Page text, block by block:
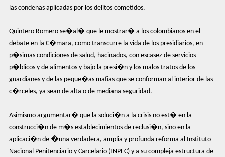
las condenas aplicadas por los delitos cometidos.
Quintero Romero se�al� que le mostrar� a los colombianos en el
debate en la C�mara, como transcurre la vida de los presidiarios, en
p�simas condiciones de salud, hacinados, con escasez de servicios
p�blicos y de alimentos y bajo la presi�n y los malos tratos de los
guardianes y de las peque�as mafias que se conforman al interior de las
c�rceles, ya sean de alta o de mediana seguridad.
Asimismo argumentar� que la soluci�n a la crisis no est� en la
construcci�n de m�s establecimientos de reclusi�n, sino en la
aplicaci�n de �una verdadera, amplia y profunda reforma al Instituto
Nacional Penitenciario y Carcelario (INPEC) y a su compleja estructura de